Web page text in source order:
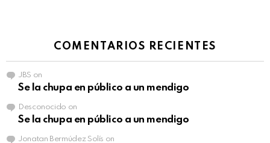
COMENTARIOS RECIENTES
JBS on
Se la chupa en público a un mendigo
Desconocido on
Se la chupa en público a un mendigo
Jonatan Bermúdez Solís on